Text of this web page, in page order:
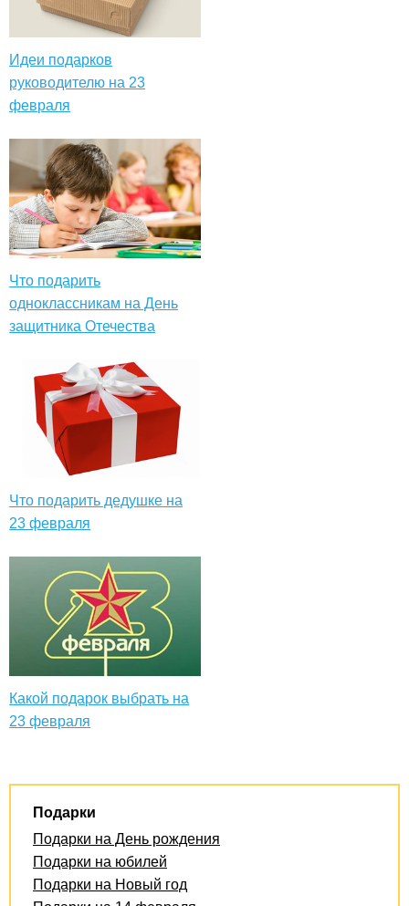
Идеи подарков
руководителю на 23
февраля
Что подарить
одноклассникам на День
защитника Отечества
Что подарить дедушке на
23 февраля
Какой подарок выбрать на
23 февраля
Подарки
Подарки на День рождения
Подарки на юбилей
Подарки на Новый год